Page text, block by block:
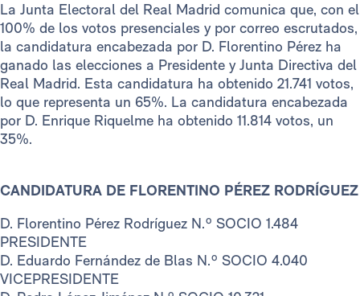
La Junta Electoral del Real Madrid comunica que, con el
100% de los votos presenciales y por correo escrutados,
la candidatura encabezada por D. Florentino Pérez ha
ganado las elecciones a Presidente y Junta Directiva del
Real Madrid. Esta candidatura ha obtenido 21.741 votos,
lo que representa un 65%. La candidatura encabezada
por D. Enrique Riquelme ha obtenido 11.814 votos, un
35%.
CANDIDATURA DE FLORENTINO PÉREZ RODRÍGUEZ
D. Florentino Pérez Rodríguez N.º SOCIO 1.484
PRESIDENTE
D. Eduardo Fernández de Blas N.º SOCIO 4.040
VICEPRESIDENTE